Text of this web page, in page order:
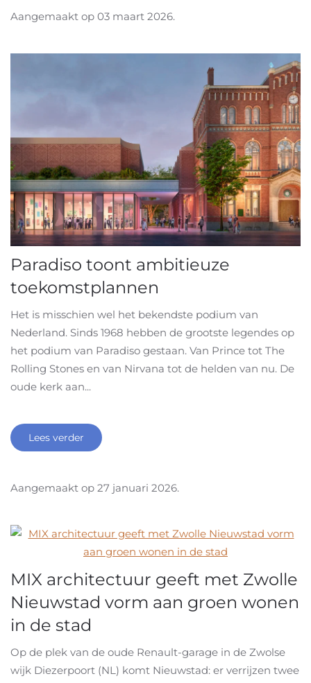
Aangemaakt op 03 maart 2026.
Paradiso toont ambitieuze
toekomstplannen
Het is misschien wel het bekendste podium van
Nederland. Sinds 1968 hebben de grootste legendes op
het podium van Paradiso gestaan. Van Prince tot The
Rolling Stones en van Nirvana tot de helden van nu. De
oude kerk aan...
Lees verder
Aangemaakt op 27 januari 2026.
MIX architectuur geeft met Zwolle
Nieuwstad vorm aan groen wonen
in de stad
Op de plek van de oude Renault-garage in de Zwolse
wijk Diezerpoort (NL) komt Nieuwstad: er verrijzen twee